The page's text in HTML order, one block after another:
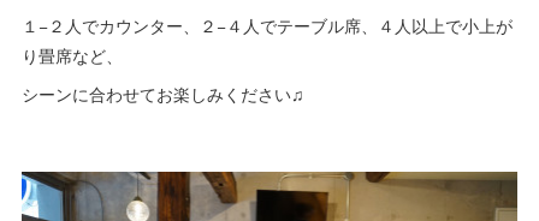
１−２人でカウンター、２−４人でテーブル席、４人以上で小上が
り畳席など、
シーンに合わせてお楽しみください♫